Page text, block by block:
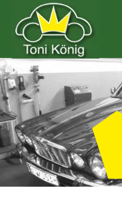
Hauptinhalt
wechseln